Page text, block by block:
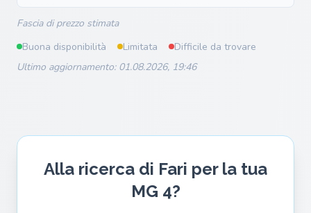
Fascia di prezzo stimata
Buona disponibilità
Limitata
Difficile da trovare
Ultimo aggiornamento: 01.08.2026, 19:46
Alla ricerca di Fari per la tua
MG 4?